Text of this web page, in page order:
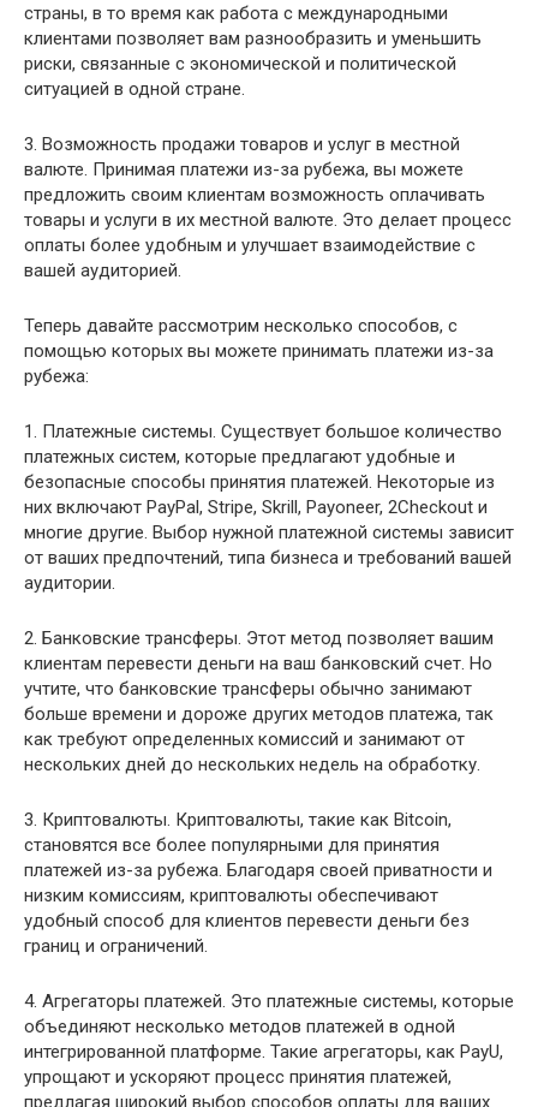
страны, в то время как работа с международными
клиентами позволяет вам разнообразить и уменьшить
риски, связанные с экономической и политической
ситуацией в одной стране.
3. Возможность продажи товаров и услуг в местной
валюте. Принимая платежи из-за рубежа, вы можете
предложить своим клиентам возможность оплачивать
товары и услуги в их местной валюте. Это делает процесс
оплаты более удобным и улучшает взаимодействие с
вашей аудиторией.
Теперь давайте рассмотрим несколько способов, с
помощью которых вы можете принимать платежи из-за
рубежа:
1. Платежные системы. Существует большое количество
платежных систем, которые предлагают удобные и
безопасные способы принятия платежей. Некоторые из
них включают PayPal, Stripe, Skrill, Payoneer, 2Checkout и
многие другие. Выбор нужной платежной системы зависит
от ваших предпочтений, типа бизнеса и требований вашей
аудитории.
2. Банковские трансферы. Этот метод позволяет вашим
клиентам перевести деньги на ваш банковский счет. Но
учтите, что банковские трансферы обычно занимают
больше времени и дороже других методов платежа, так
как требуют определенных комиссий и занимают от
нескольких дней до нескольких недель на обработку.
3. Криптовалюты. Криптовалюты, такие как Bitcoin,
становятся все более популярными для принятия
платежей из-за рубежа. Благодаря своей приватности и
низким комиссиям, криптовалюты обеспечивают
удобный способ для клиентов перевести деньги без
границ и ограничений.
4. Агрегаторы платежей. Это платежные системы, которые
объединяют несколько методов платежей в одной
интегрированной платформе. Такие агрегаторы, как PayU,
упрощают и ускоряют процесс принятия платежей,
предлагая широкий выбор способов оплаты для ваших